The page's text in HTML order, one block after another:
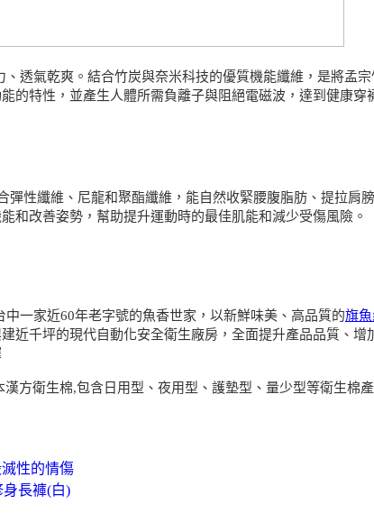
、透氣乾爽。結合竹炭與奈米科技的優質機能纖維，是將孟
的特性，並產生人體所需負離子與阻絕電磁波，達到健康穿
彈性纖維、尼龍和聚酯纖維，能自然收緊腰腹脂肪、提拉
和改善姿勢，幫助提升運動時的最佳肌能和減少受傷風險。
一家近60年老字號的魚香世家，以新鮮味美、高品質的旗
近千坪的現代自動化安全衛生廠房，全面提升產品品質、
漢方衛生棉,包含日用型、夜用型、護墊型、量少型等衛生棉
性的情傷
長褲(白)